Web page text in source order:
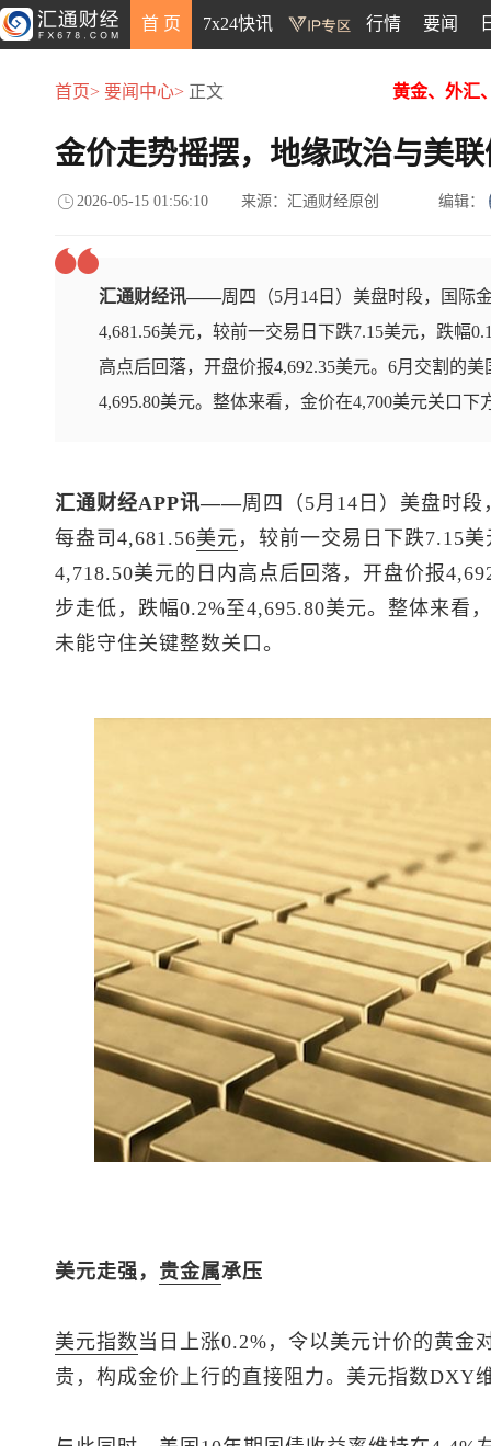
首 页 7x24快讯 行情 要闻
首页> 要闻中心> 正文 黄金、外汇
金价走势摇摆，地缘政治与美
2026-05-15 01:56:10 来源：汇通财经原创 编辑：
汇通财经讯——周四（5月14日）美盘时段，国际
4,681.56美元，较前一交易日下跌7.15美元，跌幅
高点后回落，开盘价报4,692.35美元。6月交割的
4,695.80美元。整体来看，金价在4,700美元关口
汇通财经APP讯——周四（5月14日）美盘时段
每盎司4,681.56美元 ，较前一交易日下跌7.15
4,718.50美元的日内高点后回落，开盘价报
步走低，跌幅0.2%至4,695.80美元。整体来看
未能守住关键整数关口。
美元走强， 贵金属承压
美元指数 当日上涨0.2%，令以美元计价的黄金
贵，构成金价上行的直接阻力。 美元指数DXY